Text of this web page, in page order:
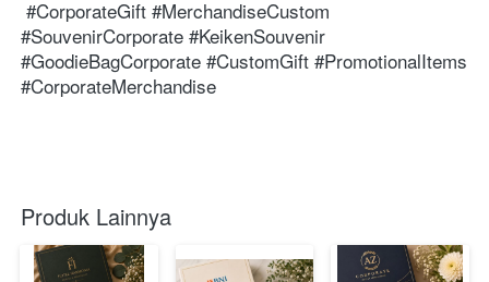
#SouvenirCorporate #KeikenSouvenir
#GoodieBagCorporate #CustomGift #PromotionalItems
#CorporateMerchandise
Produk Lainnya